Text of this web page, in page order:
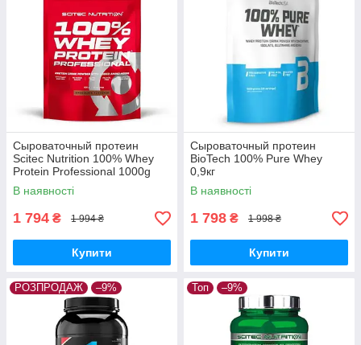
Сыроваточный протеин
Scitec Nutrition 100% Whey
Protein Professional 1000g
В наявності
1 794 ₴ 1 994 ₴
Купити
Cыроваточный протеин
BioTech 100% Pure Whey
0,9кг
В наявності
1 798 ₴ 1 998 ₴
Купити
РОЗПРОДАЖ –9% Топ –9%